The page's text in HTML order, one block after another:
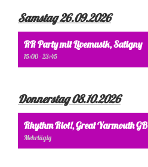
Samstag 26.09.2026
RR Party mit Livemusik, Satigny
15:00 - 23:45
Donnerstag 08.10.2026
Rhythm Riot!, Great Yarmouth GB
Mehrtägig